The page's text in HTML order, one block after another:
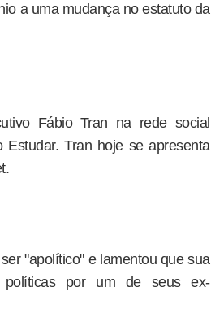
a uma mudança no estatuto da
Fábio Tran na rede social
Tran hoje se apresenta
"apolítico" e lamentou que sua
políticas por um de seus ex-